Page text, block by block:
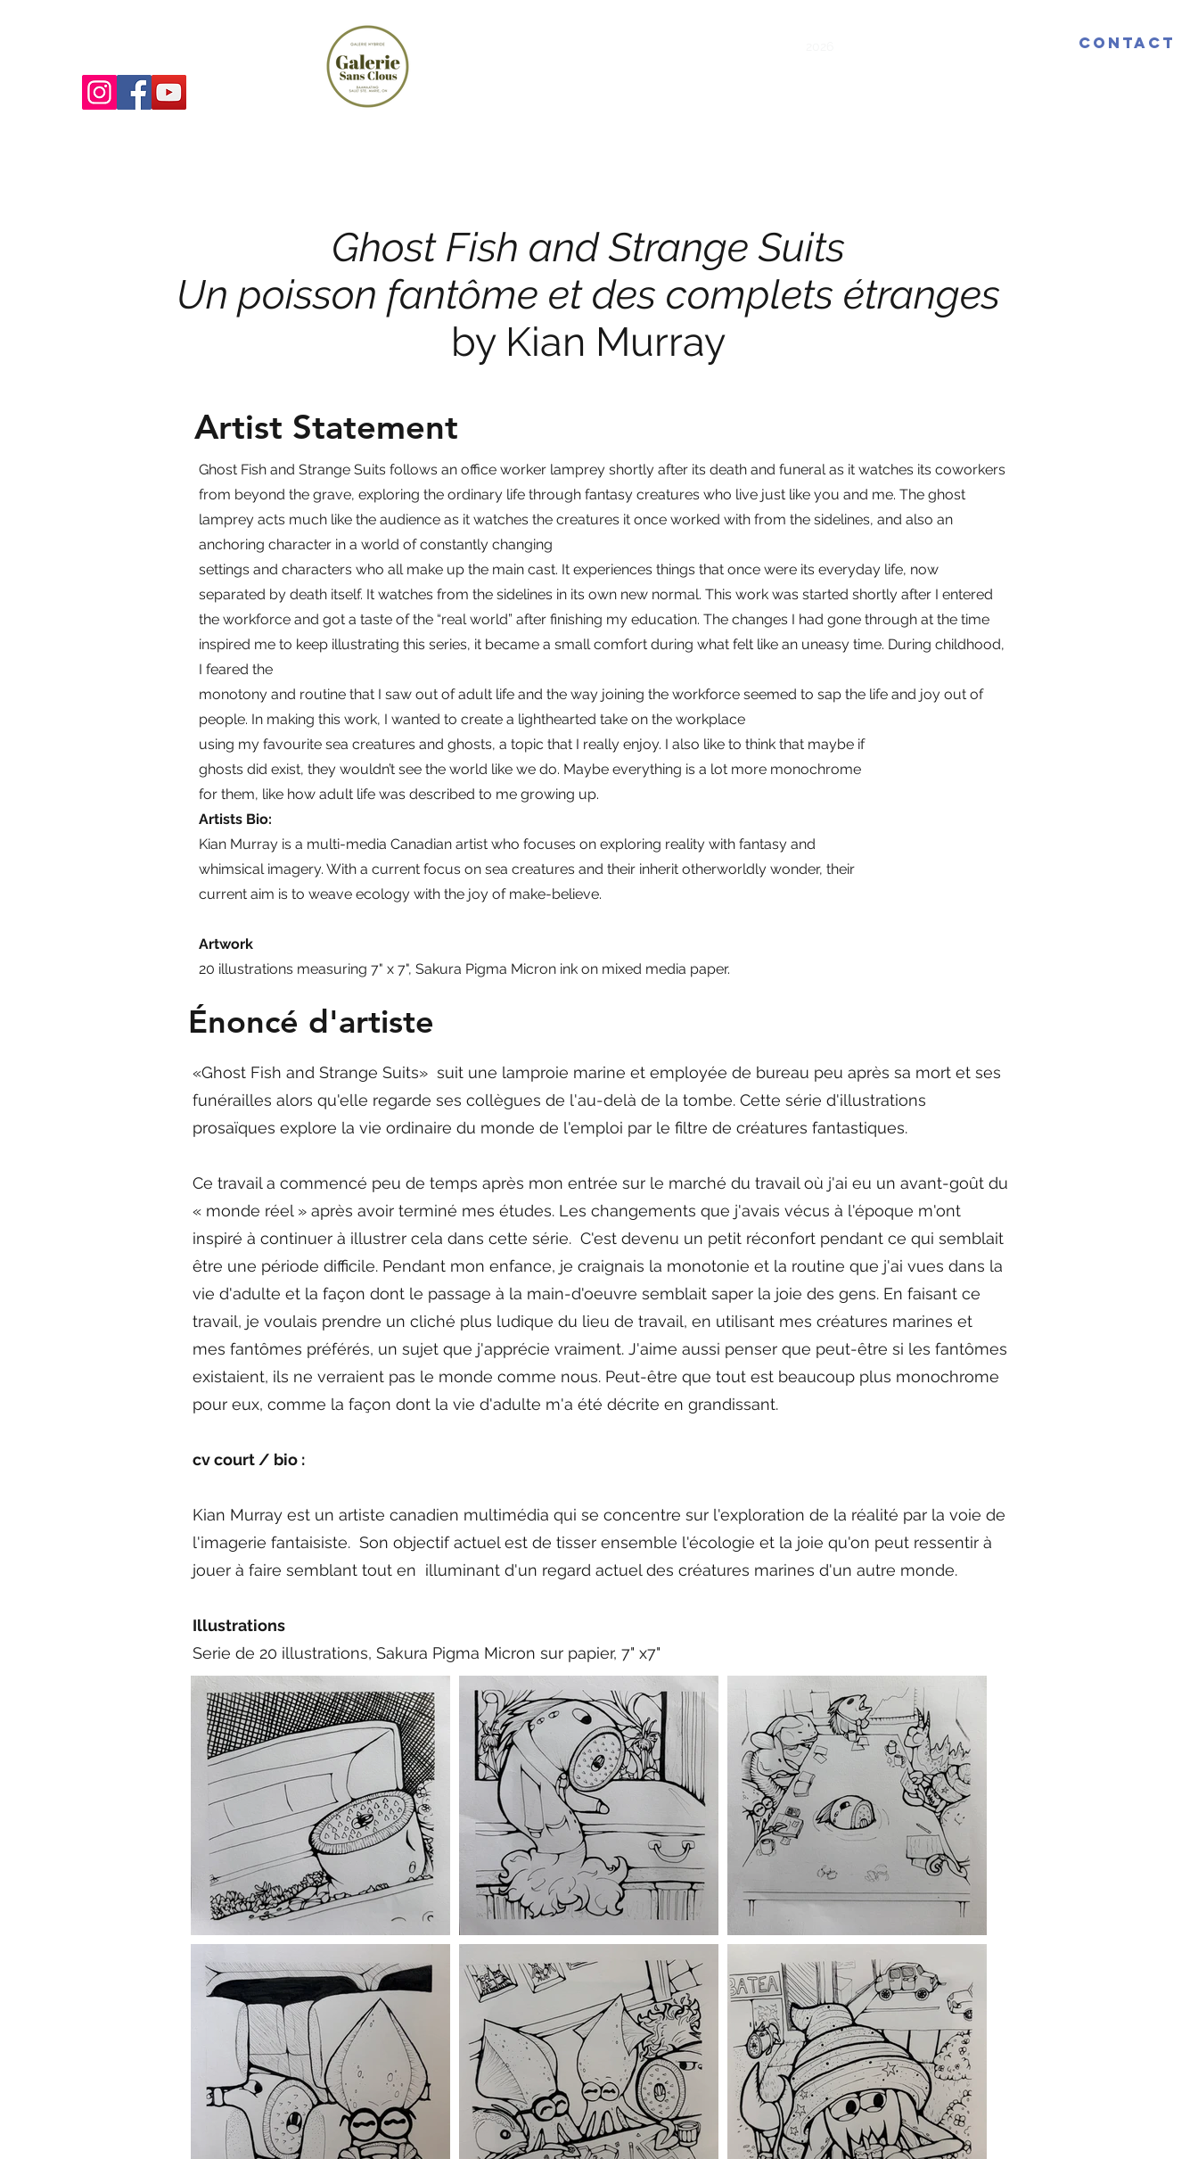
Contact
Ghost Fish and Strange Suits
Un poisson fantôme et des complets étranges
by Kian Murray
Artist Statement
Ghost Fish and Strange Suits follows an office worker lamprey shortly after its death and funeral as it watches its coworkers
from beyond the grave, exploring the ordinary life through fantasy creatures who live just like you and me. The ghost
lamprey acts much like the audience as it watches the creatures it once worked with from the sidelines, and also an
anchoring character in a world of constantly changing
settings and characters who all make up the main cast. It experiences things that once were its everyday life, now
separated by death itself. It watches from the sidelines in its own new normal. This work was started shortly after I entered
the workforce and got a taste of the “real world” after finishing my education. The changes I had gone through at the time
inspired me to keep illustrating this series, it became a small comfort during what felt like an uneasy time. During childhood,
I feared the
monotony and routine that I saw out of adult life and the way joining the workforce seemed to sap the life and joy out of
people. In making this work, I wanted to create a lighthearted take on the workplace
using my favourite sea creatures and ghosts, a topic that I really enjoy. I also like to think that maybe if
ghosts did exist, they wouldn’t see the world like we do. Maybe everything is a lot more monochrome
for them, like how adult life was described to me growing up.
Artists Bio:
Kian Murray is a multi-media Canadian artist who focuses on exploring reality with fantasy and
whimsical imagery. With a current focus on sea creatures and their inherit otherworldly wonder, their
current aim is to weave ecology with the joy of make-believe.
Artwork
20 illustrations measuring 7" x 7", Sakura Pigma Micron ink on mixed media paper.
Énoncé d'artiste
«Ghost Fish and Strange Suits» suit une lamproie marine et employée de bureau peu après sa mort et ses
funérailles alors qu'elle regarde ses collègues de l'au-delà de la tombe. Cette série d'illustrations
prosaïques explore la vie ordinaire du monde de l'emploi par le filtre de créatures fantastiques.
Ce travail a commencé peu de temps après mon entrée sur le marché du travail où j'ai eu un avant-goût du
« monde réel » après avoir terminé mes études. Les changements que j'avais vécus à l'époque m'ont
inspiré à continuer à illustrer cela dans cette série. C'est devenu un petit réconfort pendant ce qui semblait
être une période difficile. Pendant mon enfance, je craignais la monotonie et la routine que j'ai vues dans la
vie d'adulte et la façon dont le passage à la main-d'oeuvre semblait saper la joie des gens. En faisant ce
travail, je voulais prendre un cliché plus ludique du lieu de travail, en utilisant mes créatures marines et
mes fantômes préférés, un sujet que j'apprécie vraiment. J'aime aussi penser que peut-être si les fantômes
existaient, ils ne verraient pas le monde comme nous. Peut-être que tout est beaucoup plus monochrome
pour eux, comme la façon dont la vie d'adulte m'a été décrite en grandissant.
cv court / bio :
Kian Murray est un artiste canadien multimédia qui se concentre sur l'exploration de la réalité par la voie de
l'imagerie fantaisiste. Son objectif actuel est de tisser ensemble l'écologie et la joie qu'on peut ressentir à
jouer à faire semblant tout en illuminant d'un regard actuel des créatures marines d'un autre monde.
Illustrations
Serie de 20 illustrations, Sakura Pigma Micron sur papier, 7" x7"